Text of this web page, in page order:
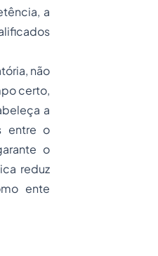
a
não
certo,
a
entre o
o
reduz
ente